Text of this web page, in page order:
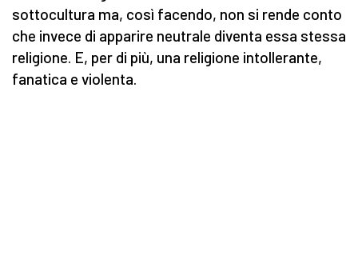
sottocultura ma, così facendo, non si rende conto
che invece di apparire neutrale diventa essa stessa
religione. E, per di più, una religione intollerante,
fanatica e violenta.